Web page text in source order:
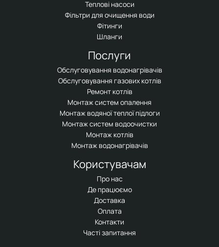
Теплові насоси
Фільтри для очищення води
Фітинги
Шланги
Послуги
Обслуговування водонагрівачів
Обслуговування газових котлів
Ремонт котлів
Монтаж систем опалення
Монтаж водяної теплої підлоги
Монтаж систем водоочистки
Монтаж котлів
Монтаж водонагрівачів
Користувачам
Про нас
Де працюємо
Доставка
Оплата
Контакти
Часті запитання